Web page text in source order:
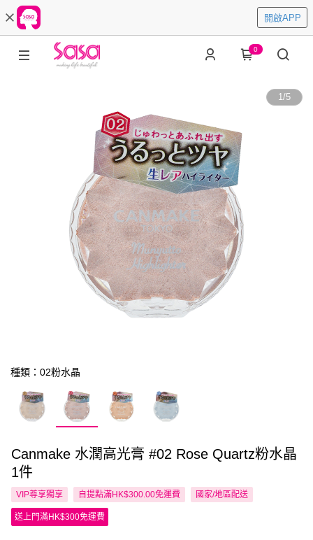
開啟APP
0
1/5
種類：02粉水晶
Canmake 水潤高光膏 #02 Rose Quartz粉水晶
1件
VIP尊享獨享 自提點滿HK$300.00免運費 國家/地區配送
送上門滿HK$300免運費